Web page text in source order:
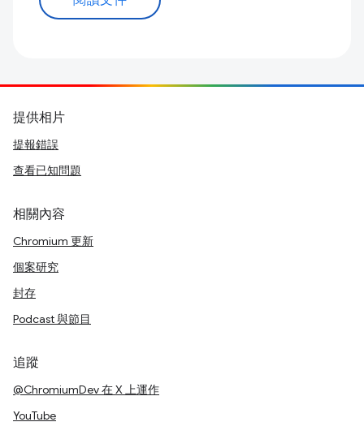
提供相片
提報錯誤
查看已知問題
相關內容
Chromium 更新
個案研究
封存
Podcast 與節目
追蹤
@ChromiumDev 在 X 上運作
YouTube